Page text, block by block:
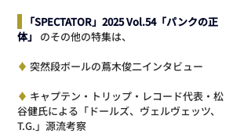
「SPECTATOR」2025 Vol.54「パンクの正
体」 のその他の特集は、
♦ 突然段ボールの蔦木俊二インタビュー
♦ キャプテン・トリップ・レコード代表・松
谷健氏による「ドールズ、ヴェルヴェッツ、
T.G.」源流考察